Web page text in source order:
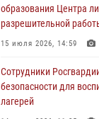
03 августа 2026, 10:07
В Ленобласти
профилактического
03 августа 2026, 09:16
В Петербурге
образования Центра
разрешительной
15 июля 2026, 14:59
Сотрудники
безопасности для
лагерей